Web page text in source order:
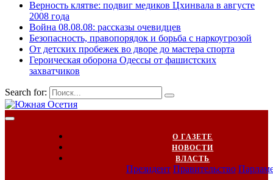
Верность клятве: подвиг медиков Цхинвала в августе
2008 года
Война 08.08.08: рассказы очевидцев
Безопасность, правопорядок и борьба с наркоугрозой
От детских пробежек во дворе до мастера спорта
Героическая оборона Одессы от фашистских
захватчиков
Search for:
О ГАЗЕТЕ
НОВОСТИ
ВЛАСТЬ
Президент Правительство